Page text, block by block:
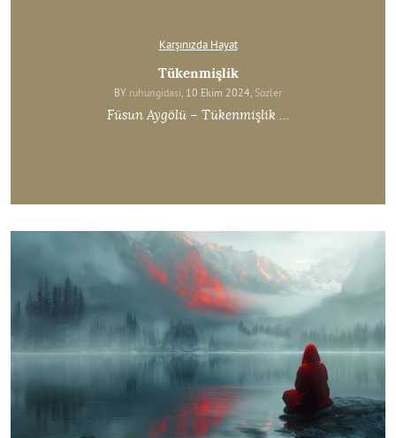
Karşınızda Hayat
Tükenmişlik
BY ruhungidasi, 10 Ekim 2024, Sözler
Füsun Aygölü – Tükenmişlik …